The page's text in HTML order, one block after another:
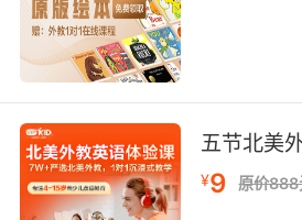
五节北美
¥9 原价888